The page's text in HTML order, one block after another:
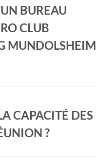
BUREAU
CLUB
MUNDOLSHEIM
CAPACITÉ DES
?